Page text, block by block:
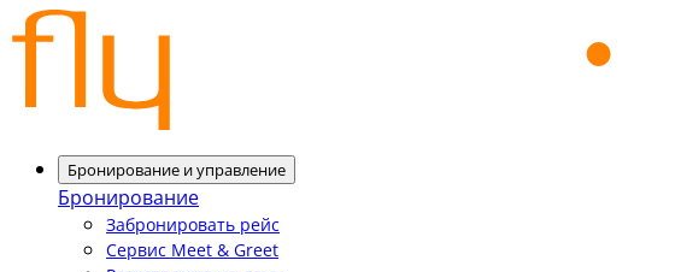
Бронирование и управление
Бронирование
Забронировать рейс
Сервис Meet & Greet